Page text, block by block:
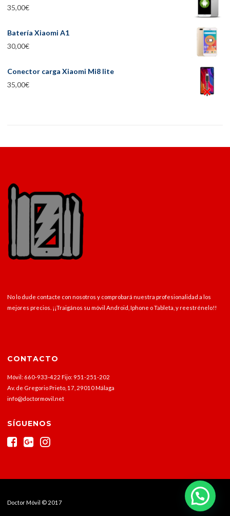
35,00€
Batería Xiaomi A1
30,00€
Conector carga Xiaomi Mi8 lite
35,00€
No lo dude contacte con nosotros y comprobará nuestra profesionalidad a los
mejores precios. ¡¡Traigános su móvil Android, Iphone o Tableta, y reestrénelo!!
CONTACTO
Móvil: 660-933-422 Fijo: 951-251-202
Av. de Gregorio Prieto, 17, 29010 Málaga
info@doctormovil.net
SÍGUENOS
Doctor Móvil © 2017